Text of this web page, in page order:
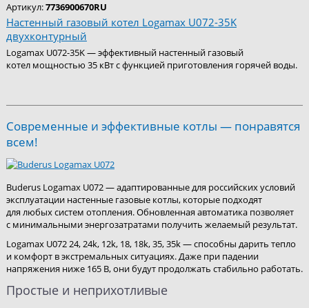
Артикул:7736900670RU
Настенный газовый котел Logamax U072-35K
двухконтурный
Logamax U072-35K — эффективный настенный газовый
котел мощностью 35 кВт с функцией приготовления горячей воды.
Современные и эффективные котлы — понравятся
всем!
Buderus Logamax U072 — адаптированные для российских условий
эксплуатации настенные газовые котлы, которые подходят
для любых систем отопления. Обновленная автоматика позволяет
с минимальными энергозатратами получить желаемый результат.
Logamax U072 24, 24k, 12k, 18, 18k, 35, 35k — способны дарить тепло
и комфорт в экстремальных ситуациях. Даже при падении
напряжения ниже 165 В, они будут продолжать стабильно работать.
Простые и неприхотливые